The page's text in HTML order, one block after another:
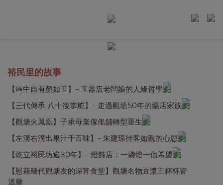
裕民里的故事
【區中自有顏如玉】- 玉器店老闆娘的人緣哲學
【三代傳承 八十後掌舵】- 走過觀塘50年的藥店家族
【觀塘火鳳凰】子承母業傢俬舖轉型重生
【左溝右溝出果汁千百味】- 朱建琼待客如親的心思
【屹立裕民坊逾30年】- 燈飾店：一盞燈一個希望
【慰藉幾代觀塘友的深宵食堂】觀塘名物豆漿王杯杯皆
溫馨